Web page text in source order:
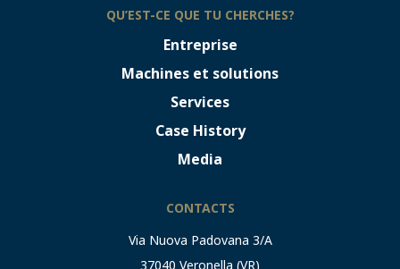
QU’EST-CE QUE TU CHERCHES?
Entreprise
Machines et solutions
Services
Case History
Media
CONTACTS
Via Nuova Padovana 3/A
37040 Veronella (VR)